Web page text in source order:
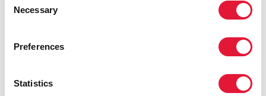
Selection
Necessary
Preferences
Statistics
добраться до нуждающихся, доставив
гуманитарную помощь на тяжело пострадавшие
доступны.
сотрудничества, — сказала Винни Бьянима,